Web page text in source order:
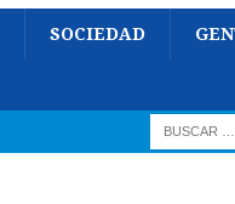
SOCIEDAD